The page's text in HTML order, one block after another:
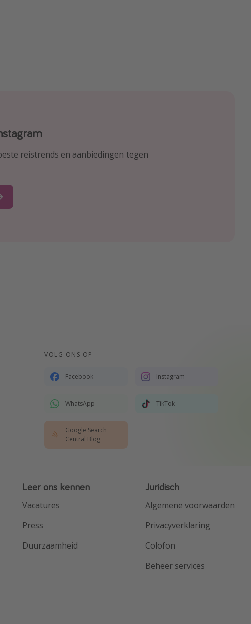
reistrends en aanbiedingen tegen
reis- en vluchtaanbiedingen tegen
en beste reis-hacks!
VOLG ONS OP
Facebook Instagram
WhatsApp TikTok
Google Search
Central Blog
Leer ons kennen
Vacatures
Press
Duurzaamheid
Juridisch
Algemene voorwaarden
Privacyverklaring
Colofon
Beheer services